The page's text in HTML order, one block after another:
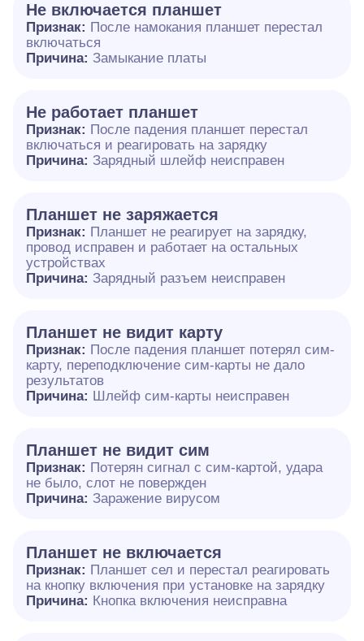
Не включается планшет
Признак: После намокания планшет перестал
включаться
Причина: Замыкание платы
Не работает планшет
Признак: После падения планшет перестал
включаться и реагировать на зарядку
Причина: Зарядный шлейф неисправен
Планшет не заряжается
Признак: Планшет не реагирует на зарядку,
провод исправен и работает на остальных
устройствах
Причина: Зарядный разъем неисправен
Планшет не видит карту
Признак: После падения планшет потерял сим-
карту, переподключение сим-карты не дало
результатов
Причина: Шлейф сим-карты неисправен
Планшет не видит сим
Признак: Потерян сигнал с сим-картой, удара
не было, слот не повержден
Причина: Заражение вирусом
Планшет не включается
Признак: Планшет сел и перестал реагировать
на кнопку включения при установке на зарядку
Причина: Кнопка включения неисправна